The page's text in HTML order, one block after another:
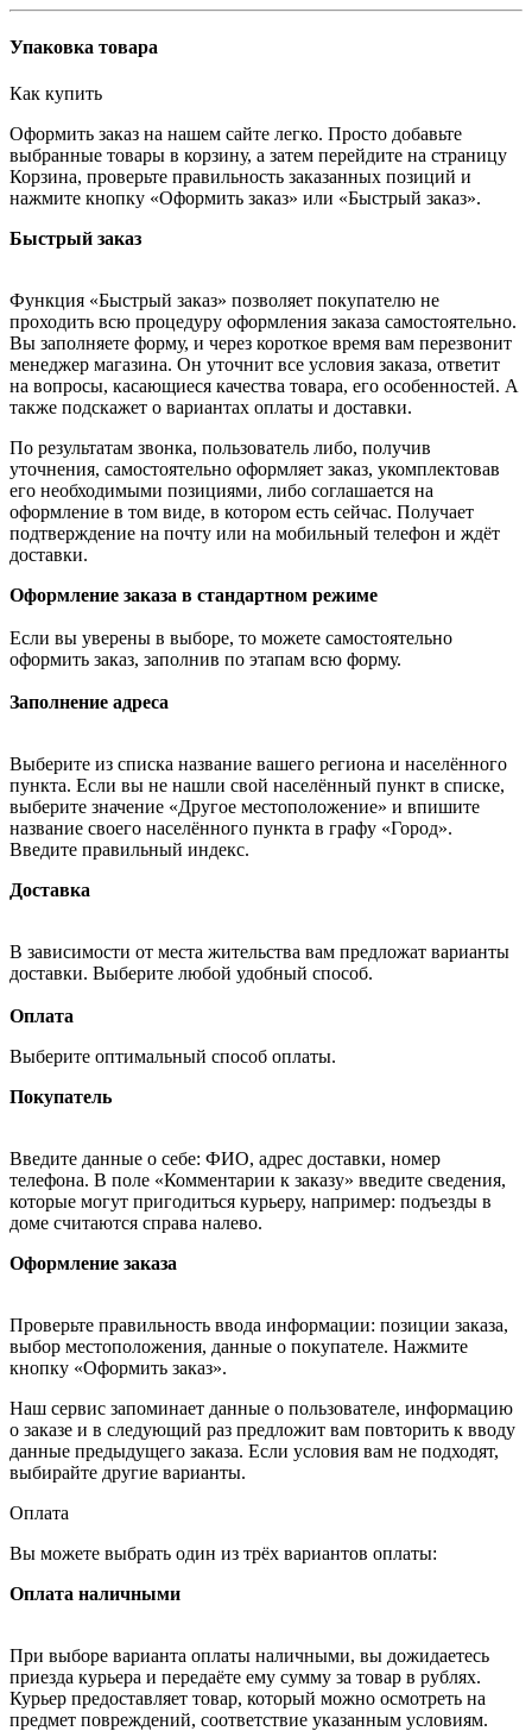
Упаковка товара
Как купить
Оформить заказ на нашем сайте легко. Просто добавьте
выбранные товары в корзину, а затем перейдите на страницу
Корзина, проверьте правильность заказанных позиций и
нажмите кнопку «Оформить заказ» или «Быстрый заказ».
Быстрый заказ
Функция «Быстрый заказ» позволяет покупателю не
проходить всю процедуру оформления заказа самостоятельно.
Вы заполняете форму, и через короткое время вам перезвонит
менеджер магазина. Он уточнит все условия заказа, ответит
на вопросы, касающиеся качества товара, его особенностей. А
также подскажет о вариантах оплаты и доставки.
По результатам звонка, пользователь либо, получив
уточнения, самостоятельно оформляет заказ, укомплектовав
его необходимыми позициями, либо соглашается на
оформление в том виде, в котором есть сейчас. Получает
подтверждение на почту или на мобильный телефон и ждёт
доставки.
Оформление заказа в стандартном режиме
Если вы уверены в выборе, то можете самостоятельно
оформить заказ, заполнив по этапам всю форму.
Заполнение адреса
Выберите из списка название вашего региона и населённого
пункта. Если вы не нашли свой населённый пункт в списке,
выберите значение «Другое местоположение» и впишите
название своего населённого пункта в графу «Город».
Введите правильный индекс.
Доставка
В зависимости от места жительства вам предложат варианты
доставки. Выберите любой удобный способ.
Оплата
Выберите оптимальный способ оплаты.
Покупатель
Введите данные о себе: ФИО, адрес доставки, номер
телефона. В поле «Комментарии к заказу» введите сведения,
которые могут пригодиться курьеру, например: подъезды в
доме считаются справа налево.
Оформление заказа
Проверьте правильность ввода информации: позиции заказа,
выбор местоположения, данные о покупателе. Нажмите
кнопку «Оформить заказ».
Наш сервис запоминает данные о пользователе, информацию
о заказе и в следующий раз предложит вам повторить к вводу
данные предыдущего заказа. Если условия вам не подходят,
выбирайте другие варианты.
Оплата
Вы можете выбрать один из трёх вариантов оплаты:
Оплата наличными
При выборе варианта оплаты наличными, вы дожидаетесь
приезда курьера и передаёте ему сумму за товар в рублях.
Курьер предоставляет товар, который можно осмотреть на
предмет повреждений, соответствие указанным условиям.